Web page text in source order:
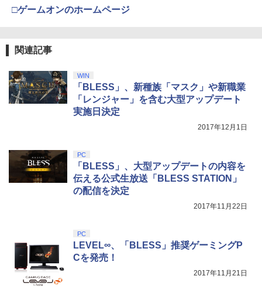
4
【純正品】DualSense ワイヤレスコン
5
【純正品】DualSense ワイヤレスコン
トローラー(CFI-ZCT2J)
5
マスター TH8S シフター - PC、PS4、P
S5、PS5 Pro、Xbox One、Xbox Serie
s X|S 対応の高精度 H パターン シフター
￥10,780
￥8,698
y』Blu-ray（特装限定版）
￥8,589
□ゲームオンのホームページ
関連記事
WIN
「BLESS」、新種族「マスク」や新職業
「レンジャー」を含む大型アップデート
実施日決定
2017年12月1日
PC
「BLESS」、大型アップデートの内容を
伝える公式生放送「BLESS STATION」
の配信を決定
2017年11月22日
PC
LEVEL∞、「BLESS」推奨ゲーミングP
Cを発売！
2017年11月21日